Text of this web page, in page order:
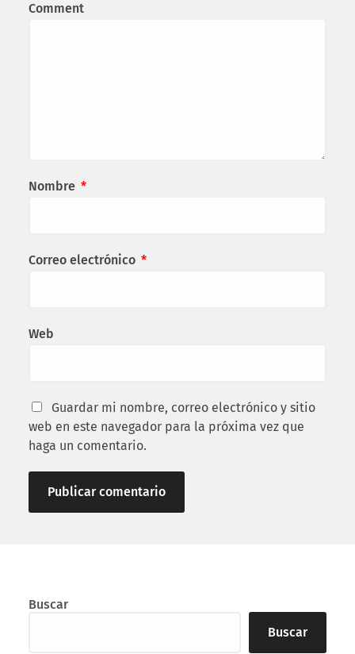
Comment
Nombre *
Correo electrónico *
Web
Guardar mi nombre, correo electrónico y sitio
web en este navegador para la próxima vez que
haga un comentario.
Buscar
Buscar